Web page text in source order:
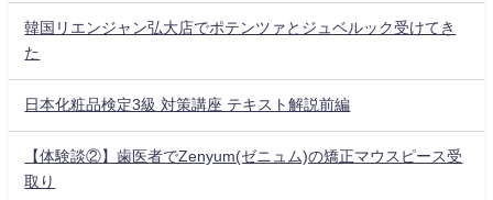
韓国リエンジャン弘大店でポテンツァとジュベルック受けてき
た
日本化粧品検定3級 対策講座 テキスト解説前編
【体験談②】歯医者でZenyum(ゼニュム)の矯正マウスピース受
取り